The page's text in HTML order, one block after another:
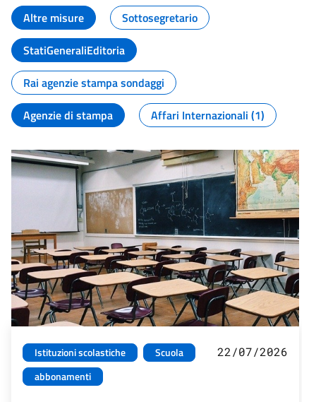
Altre misure
Sottosegretario
StatiGeneraliEditoria
Rai agenzie stampa sondaggi
Agenzie di stampa
Affari Internazionali (1)
Istituzioni scolastiche
Scuola
abbonamenti
22/07/2026